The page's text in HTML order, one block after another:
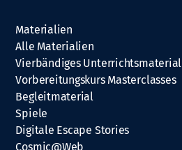
Materialien
Alle Materialien
Vierbändiges Unterrichtsmaterial
Vorbereitungskurs Masterclasses
Begleitmaterial
Spiele
Digitale Escape Stories
Cosmic@Web